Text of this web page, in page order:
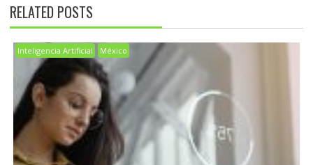
RELATED POSTS
Inteligencia Artificial México